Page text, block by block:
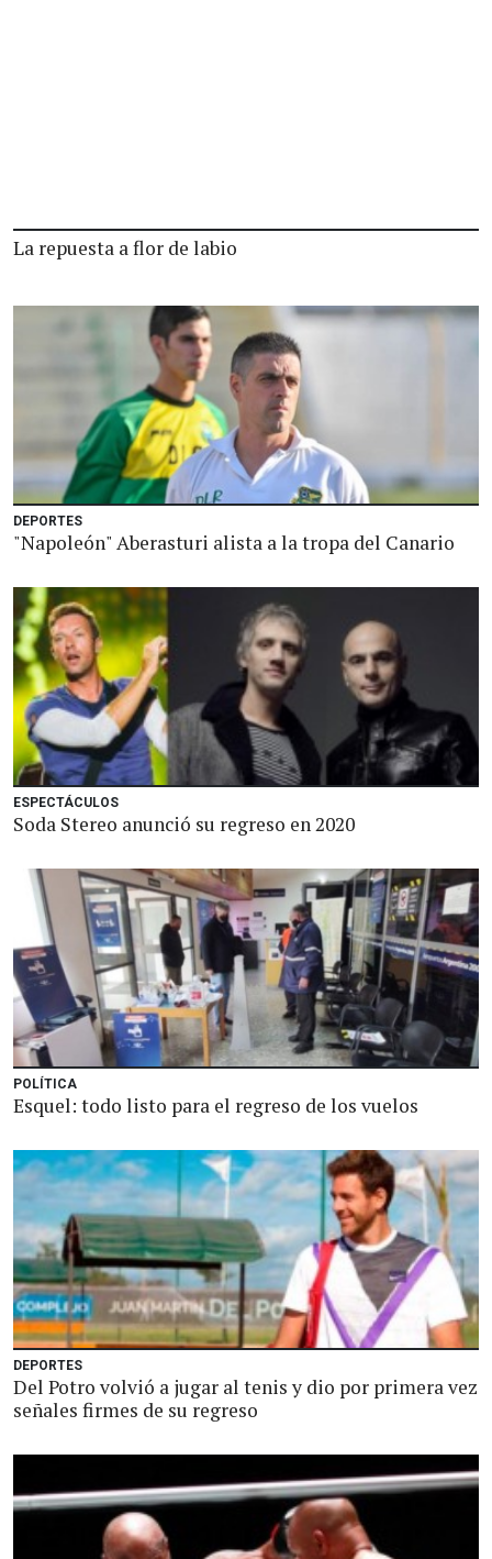
La repuesta a flor de labio
DEPORTES
"Napoleón" Aberasturi alista a la tropa del Canario
ESPECTÁCULOS
Soda Stereo anunció su regreso en 2020
POLÍTICA
Esquel: todo listo para el regreso de los vuelos
DEPORTES
Del Potro volvió a jugar al tenis y dio por primera vez
señales firmes de su regreso